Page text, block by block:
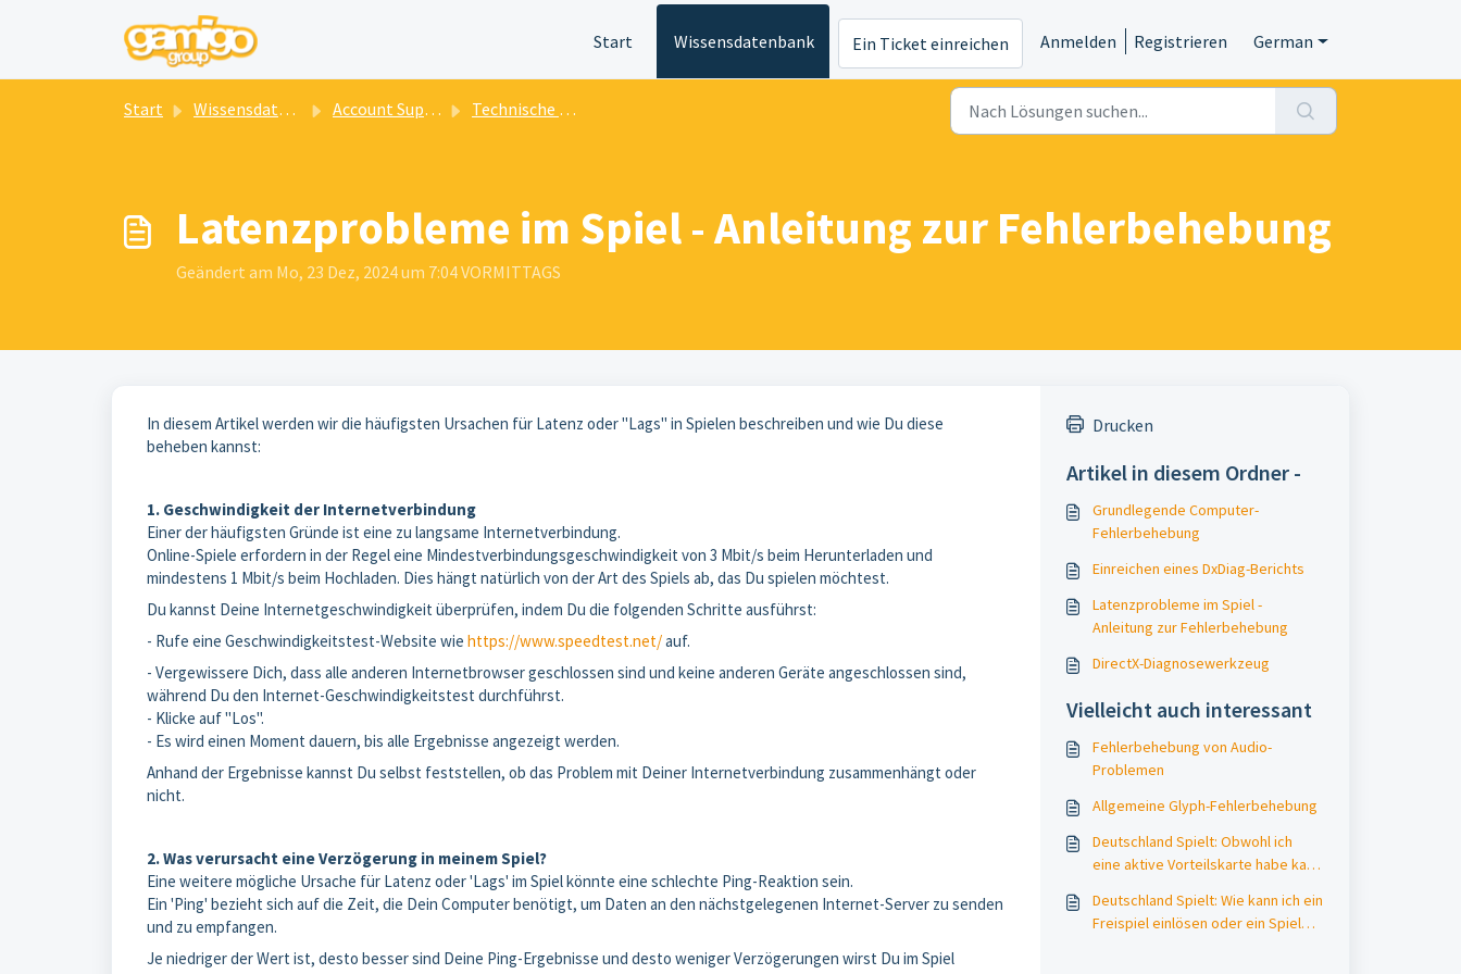
Zum hauptsächlichen Inhalt gehen
Start
Wissensdatenbank Ein Ticket einreichen Anmelden Registrieren German
Start Wissensdatenbank Account Support Technische Problemlösungen
Latenzprobleme im Spiel - Anleitung zur Fehlerbehebung
Geändert am Mo, 23 Dez, 2024 um 7:04 VORMITTAGS
In diesem Artikel werden wir die häufigsten Ursachen für Latenz oder "Lags" in Spielen beschreiben und wie Du diese
beheben kannst:
1. Geschwindigkeit der Internetverbindung
Einer der häufigsten Gründe ist eine zu langsame Internetverbindung.
Online-Spiele erfordern in der Regel eine Mindestverbindungsgeschwindigkeit von 3 Mbit/s beim Herunterladen und
mindestens 1 Mbit/s beim Hochladen. Dies hängt natürlich von der Art des Spiels ab, das Du spielen möchtest.
Du kannst Deine Internetgeschwindigkeit überprüfen, indem Du die folgenden Schritte ausführst:
- Rufe eine Geschwindigkeitstest-Website wie https://www.speedtest.net/auf.
- Vergewissere Dich, dass alle anderen Internetbrowser geschlossen sind und keine anderen Geräte angeschlossen sind,
während Du den Internet-Geschwindigkeitstest durchführst.
- Klicke auf "Los".
- Es wird einen Moment dauern, bis alle Ergebnisse angezeigt werden.
Anhand der Ergebnisse kannst Du selbst feststellen, ob das Problem mit Deiner Internetverbindung zusammenhängt oder
nicht.
2. Was verursacht eine Verzögerung in meinem Spiel?
Eine weitere mögliche Ursache für Latenz oder 'Lags' im Spiel könnte eine schlechte Ping-Reaktion sein.
Ein 'Ping' bezieht sich auf die Zeit, die Dein Computer benötigt, um Daten an den nächstgelegenen Internet-Server zu senden
und zu empfangen.
Je niedriger der Wert ist, desto besser sind Deine Ping-Ergebnisse und desto weniger Verzögerungen wirst Du im Spiel
Drucken
Artikel in diesem Ordner -
Grundlegende Computer-
Fehlerbehebung
Einreichen eines DxDiag-Berichts
Latenzprobleme im Spiel -
Anleitung zur Fehlerbehebung
DirectX-Diagnosewerkzeug
Vielleicht auch interessant
Fehlerbehebung von Audio-
Problemen
Allgemeine Glyph-Fehlerbehebung
Deutschland Spielt: Obwohl ich
eine aktive Vorteilskarte habe kann
Deutschland Spielt: Wie kann ich ein
Freispiel einlösen oder ein Spiel